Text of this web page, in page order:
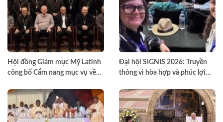
Hội đồng Giám mục Mỹ Latinh
công bố Cẩm nang mục vụ về
Đại hội SIGNIS 2026: Truyền
thông vì hòa hợp và phúc lợi